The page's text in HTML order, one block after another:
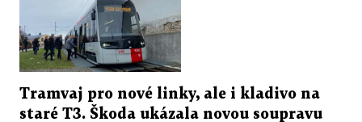
Tramvaj pro nové linky, ale i kladivo na
staré T3. Škoda ukázala novou soupravu